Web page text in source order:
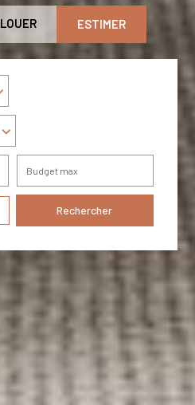
LOUER ESTIMER
Budget max